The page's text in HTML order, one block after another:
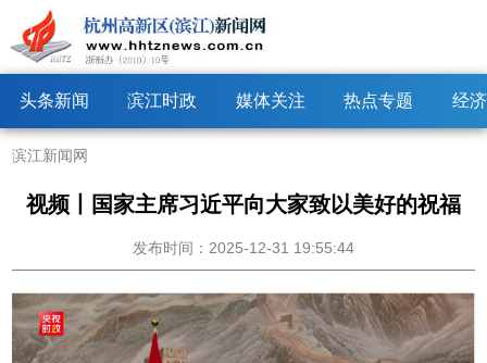
头条新闻 滨江时政 媒体关注 热点专题 经
滨江新闻网
视频丨国家主席习近平向大家致以美好的祝福
发布时间：2025-12-31 19:55:44